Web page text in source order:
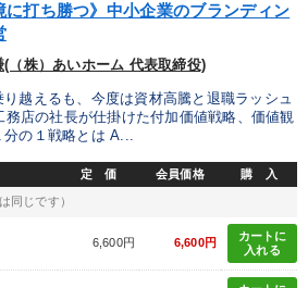
に打ち勝つ》中小企業のブランディン
(（株）あいホーム 代表取締役)
越えるも、今度は資材高騰と退職ラッシュ
店の社長が仕掛けた付加価値戦略、価値観
分の１戦略とは A...
定 価 会員価格 購 入
同じです）
6,600円 6,600円
カートに
入れる